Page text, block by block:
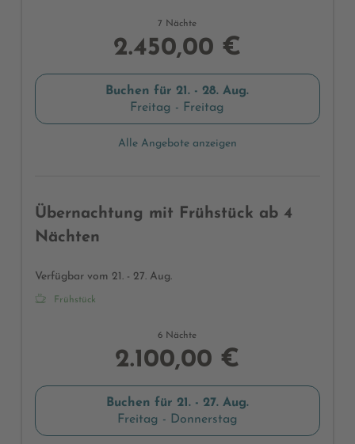
7 Nächte
2.450,00 €
Buchen für21. - 28. Aug.
Freitag - Freitag
Alle Angebote anzeigen
Übernachtung mit Frühstück ab 4
Nächten
Verfügbar vom 21. - 27. Aug.
Frühstück
6 Nächte
2.100,00 €
Buchen für 21. - 27. Aug.
Freitag - Donnerstag